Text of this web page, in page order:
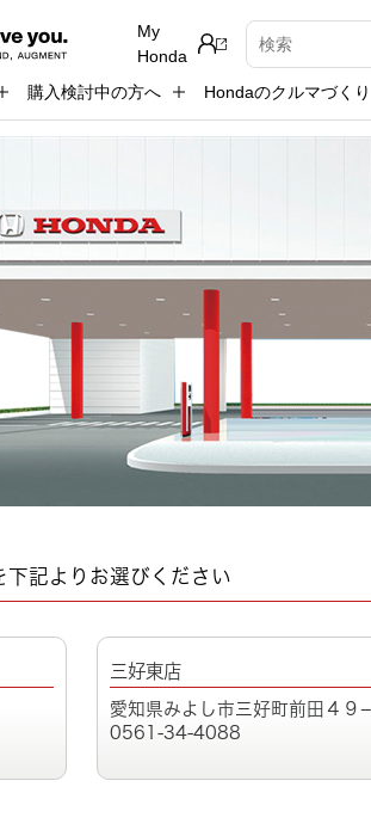
My
Honda
検索キーワード
購入検討中の方へ Hondaのクルマづくり
下記よりお選びください
三好東店
愛知県みよし市三好町前田４９−
0561-34-4088